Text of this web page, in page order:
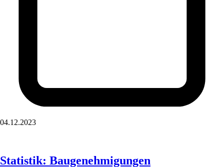
04.12.2023
Statistik: Baugenehmigungen